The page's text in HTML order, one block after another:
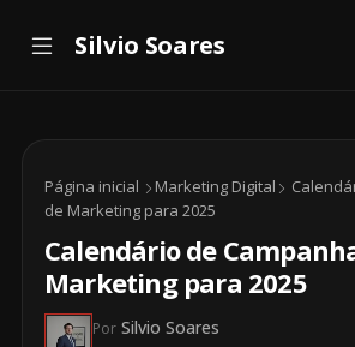
Página inicial Marketing Digital
de Marketing para 2025
Calendário de
Marketing para 2025
Por Silvio Soares